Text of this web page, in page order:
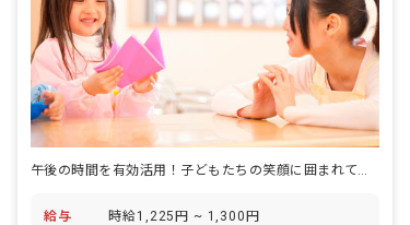
午後の時間を有効活用！子どもたちの笑顔に囲まれて、あなたらしく輝きませんか？
給与 時給1,225円 ~ 1,300円